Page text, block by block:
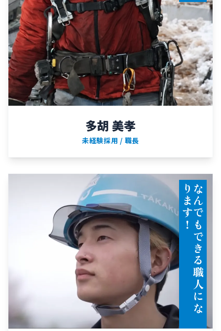
多胡 美孝
未経験採用 / 職長
な
ん
で
も
で
き
る
職
人
に
な
り
ま
す
！